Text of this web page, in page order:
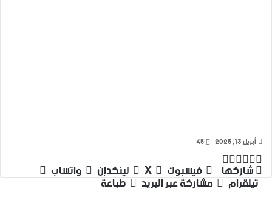
أبريل 13, 2025 45
فيسبوك
لينكدإن
واتساب
تيلقرام شاركها فيسبوك ‫X لينكدإن واتساب تيلقرام مشاركة عبر البريد طباعة